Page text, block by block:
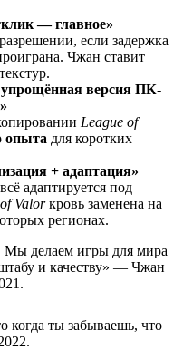
— главное»
если задержка
Чжан ставит
версия ПК-
League of
опыта для коротких
+ адаптация»
адаптируется под
Valorкровь заменена на
регионах.
делаем игры для мира
и качеству» — Чжан
когда ты забываешь, что